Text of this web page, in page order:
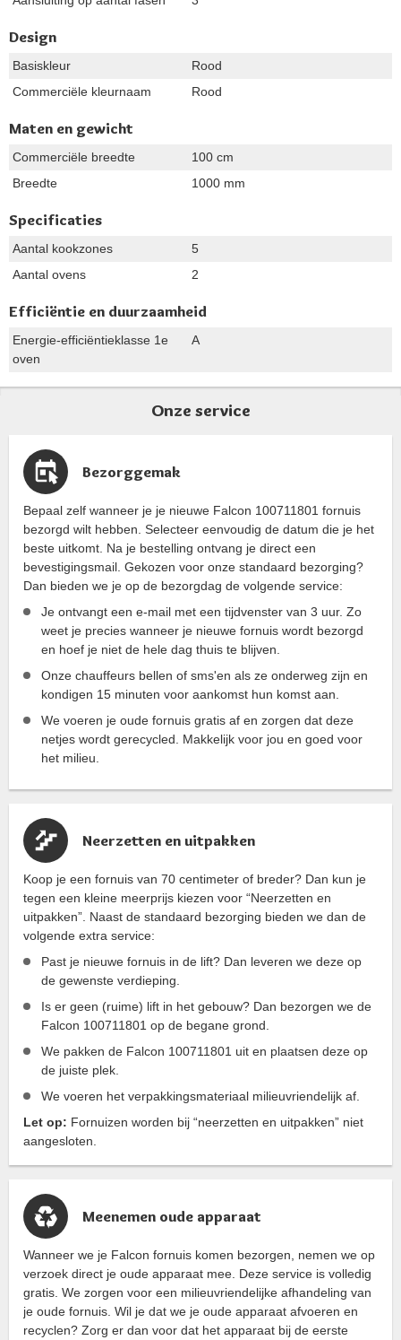
Design
Basiskleur
Rood
Commerciële kleurnaam
Rood
Maten en gewicht
Commerciële breedte
100 cm
Breedte
1000 mm
Specificaties
Aantal kookzones
5
Aantal ovens
2
Efficiëntie en duurzaamheid
Energie-efficiëntieklasse 1e
oven
A
Onze service
Bezorggemak
Bepaal zelf wanneer je je nieuwe Falcon 100711801 fornuis
bezorgd wilt hebben. Selecteer eenvoudig de datum die je het
beste uitkomt. Na je bestelling ontvang je direct een
bevestigingsmail. Gekozen voor onze standaard bezorging?
Dan bieden we je op de bezorgdag de volgende service:
Je ontvangt een e-mail met een tijdvenster van 3 uur. Zo
weet je precies wanneer je nieuwe fornuis wordt bezorgd
en hoef je niet de hele dag thuis te blijven.
Onze chauffeurs bellen of sms'en als ze onderweg zijn en
kondigen 15 minuten voor aankomst hun komst aan.
We voeren je oude fornuis gratis af en zorgen dat deze
netjes wordt gerecycled. Makkelijk voor jou en goed voor
het milieu.
Neerzetten en uitpakken
Koop je een fornuis van 70 centimeter of breder? Dan kun je
tegen een kleine meerprijs kiezen voor “Neerzetten en
uitpakken”. Naast de standaard bezorging bieden we dan de
volgende extra service:
Past je nieuwe fornuis in de lift? Dan leveren we deze op
de gewenste verdieping.
Is er geen (ruime) lift in het gebouw? Dan bezorgen we de
Falcon 100711801 op de begane grond.
We pakken de Falcon 100711801 uit en plaatsen deze op
de juiste plek.
We voeren het verpakkingsmateriaal milieuvriendelijk af.
Let op: Fornuizen worden bij “neerzetten en uitpakken” niet
aangesloten.
Meenemen oude apparaat
Wanneer we je Falcon fornuis komen bezorgen, nemen we op
verzoek direct je oude apparaat mee. Deze service is volledig
gratis. We zorgen voor een milieuvriendelijke afhandeling van
je oude fornuis. Wil je dat we je oude apparaat afvoeren en
recyclen? Zorg er dan voor dat het apparaat bij de eerste